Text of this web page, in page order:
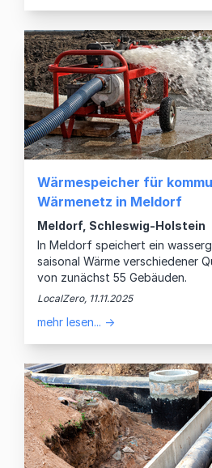
Wärmespeicher für
Wärmenetz in Meldorf
Meldorf, Schleswig-Holstein
In Meldorf speichert ein
saisonal Wärme verschiedener
von zunächst 55 Gebäuden.
LocalZero, 11.11.2025
mehr lesen... →